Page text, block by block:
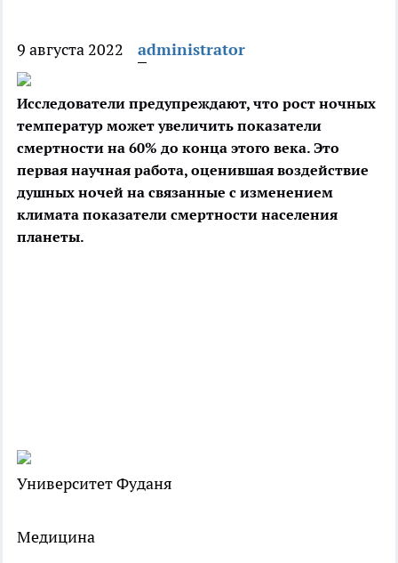
9 августа 2022 administrator
Исследователи предупреждают, что рост ночных
температур может увеличить показатели
смертности на 60% до конца этого века. Это
первая научная работа, оценившая воздействие
душных ночей на связанные с изменением
климата показатели смертности населения
планеты.
Университет Фуданя
Медицина